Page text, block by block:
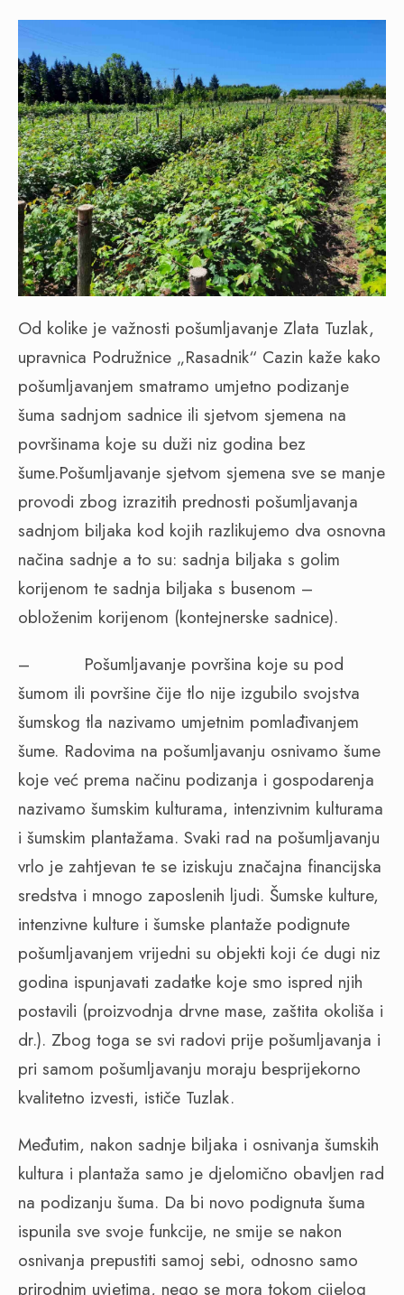
Od kolike je važnosti pošumljavanje Zlata Tuzlak,
upravnica Podružnice „Rasadnik“ Cazin kaže kako
pošumljavanjem smatramo umjetno podizanje
šuma sadnjom sadnice ili sjetvom sjemena na
površinama koje su duži niz godina bez
šume.Pošumljavanje sjetvom sjemena sve se manje
provodi zbog izrazitih prednosti pošumljavanja
sadnjom biljaka kod kojih razlikujemo dva osnovna
načina sadnje a to su: sadnja biljaka s golim
korijenom te sadnja biljaka s busenom –
obloženim korijenom (kontejnerske sadnice).
–
Pošumljavanje površina koje su pod
šumom ili površine čije tlo nije izgubilo svojstva
šumskog tla nazivamo umjetnim pomlađivanjem
šume. Radovima na pošumljavanju osnivamo šume
koje već prema načinu podizanja i gospodarenja
nazivamo šumskim kulturama, intenzivnim kulturama
i šumskim plantažama. Svaki rad na pošumljavanju
vrlo je zahtjevan te se iziskuju značajna financijska
sredstva i mnogo zaposlenih ljudi. Šumske kulture,
intenzivne kulture i šumske plantaže podignute
pošumljavanjem vrijedni su objekti koji će dugi niz
godina ispunjavati zadatke koje smo ispred njih
postavili (proizvodnja drvne mase, zaštita okoliša i
dr.). Zbog toga se svi radovi prije pošumljavanja i
pri samom pošumljavanju moraju besprijekorno
kvalitetno izvesti, ističe Tuzlak.
Međutim, nakon sadnje biljaka i osnivanja šumskih
kultura i plantaža samo je djelomično obavljen rad
na podizanju šuma. Da bi novo podignuta šuma
ispunila sve svoje funkcije, ne smije se nakon
osnivanja prepustiti samoj sebi, odnosno samo
prirodnim uvjetima, nego se mora tokom cijelog